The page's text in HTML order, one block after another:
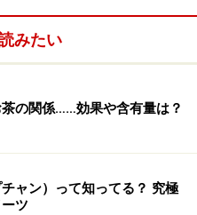
みたい
の関係……効果や含有量は？
ャン）って知ってる？ 究極
ツ